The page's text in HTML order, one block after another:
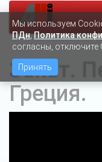
Закат. Пелопоннес.
Греция.
Мы используем
ПДн,Политика
согласны, отключите
Принять